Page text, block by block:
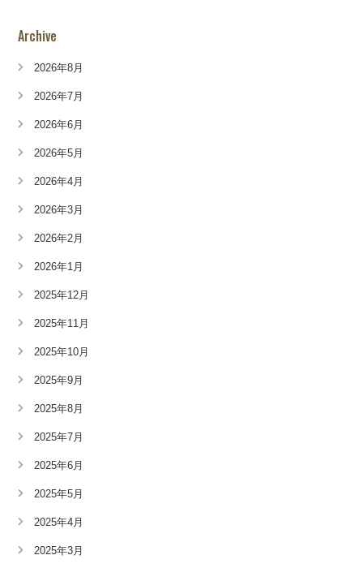
Archive
2026年8月
2026年7月
2026年6月
2026年5月
2026年4月
2026年3月
2026年2月
2026年1月
2025年12月
2025年11月
2025年10月
2025年9月
2025年8月
2025年7月
2025年6月
2025年5月
2025年4月
2025年3月